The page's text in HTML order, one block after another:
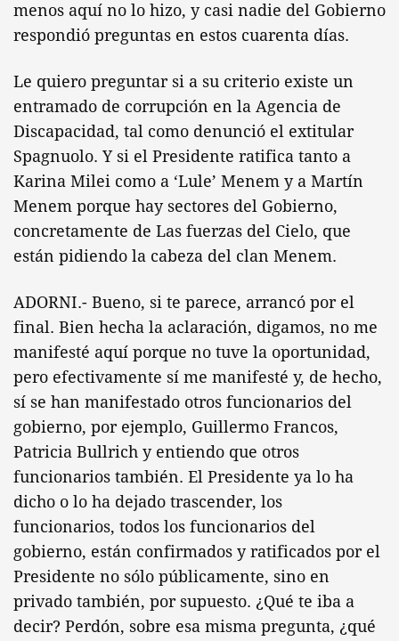
menos aquí no lo hizo, y casi nadie del Gobierno
respondió preguntas en estos cuarenta días.
Le quiero preguntar si a su criterio existe un
entramado de corrupción en la Agencia de
Discapacidad, tal como denunció el extitular
Spagnuolo. Y si el Presidente ratifica tanto a
Karina Milei como a ‘Lule’ Menem y a Martín
Menem porque hay sectores del Gobierno,
concretamente de Las fuerzas del Cielo, que
están pidiendo la cabeza del clan Menem.
ADORNI.- Bueno, si te parece, arrancó por el
final. Bien hecha la aclaración, digamos, no me
manifesté aquí porque no tuve la oportunidad,
pero efectivamente sí me manifesté y, de hecho,
sí se han manifestado otros funcionarios del
gobierno, por ejemplo, Guillermo Francos,
Patricia Bullrich y entiendo que otros
funcionarios también. El Presidente ya lo ha
dicho o lo ha dejado trascender, los
funcionarios, todos los funcionarios del
gobierno, están confirmados y ratificados por el
Presidente no sólo públicamente, sino en
privado también, por supuesto. ¿Qué te iba a
decir? Perdón, sobre esa misma pregunta, ¿qué